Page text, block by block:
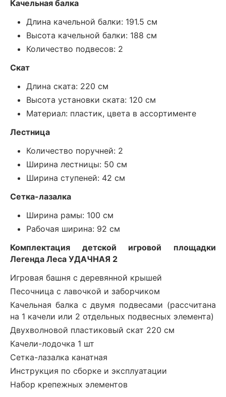
Качельная балка
Длина качельной балки: 191.5 см
Высота качельной балки: 188 см
Количество подвесов: 2
Скат
Длина ската: 220 см
Высота установки ската: 120 см
Материал: пластик, цвета в ассортименте
Лестница
Количество поручней: 2
Ширина лестницы: 50 см
Ширина ступеней: 42 см
Сетка-лазалка
Ширина рамы: 100 см
Рабочая ширина: 92 см
Комплектация детской игровой площадки
Легенда Леса УДАЧНАЯ 2
Игровая башня с деревянной крышей
Песочница с лавочкой и заборчиком
Качельная балка с двумя подвесами (рассчитана
на 1 качели или 2 отдельных подвесных элемента)
Двухволновой пластиковый скат 220 см
Качели-лодочка 1 шт
Сетка-лазалка канатная
Инструкция по сборке и эксплуатации
Набор крепежных элементов